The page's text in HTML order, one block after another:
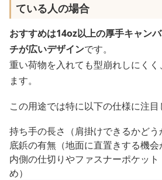
ている人の場合
おすすめは14oz以上の厚手キャン
チが広いデザインです。
重い荷物を入れても型崩れしにくく
ます。
この用途では特に以下の仕様に注目
持ち手の長さ（肩掛けできるかどう
底鋲の有無（地面に直置きする機会
内側の仕切りやファスナーポケッ
め）